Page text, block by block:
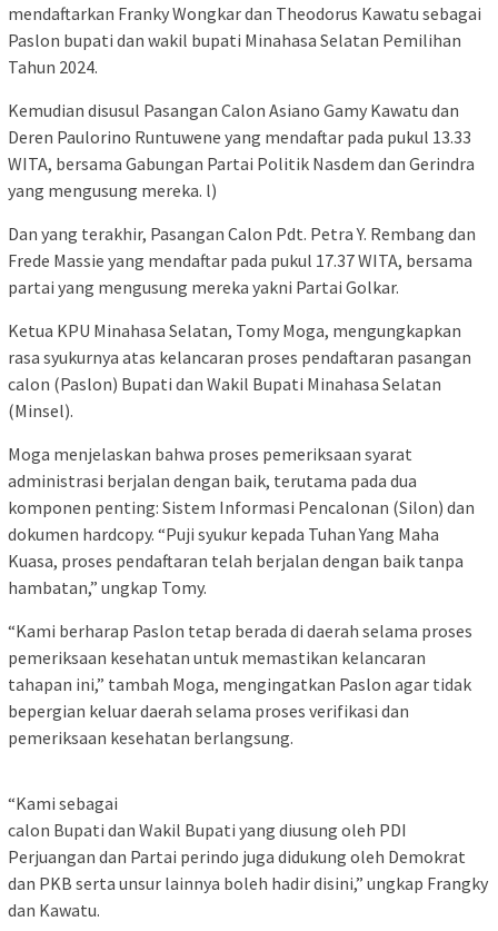
mendaftarkan Franky Wongkar dan Theodorus Kawatu sebagai
Paslon bupati dan wakil bupati Minahasa Selatan Pemilihan
Tahun 2024.
Kemudian disusul Pasangan Calon Asiano Gamy Kawatu dan
Deren Paulorino Runtuwene yang mendaftar pada pukul 13.33
WITA, bersama Gabungan Partai Politik Nasdem dan Gerindra
yang mengusung mereka. l)
Dan yang terakhir, Pasangan Calon Pdt. Petra Y. Rembang dan
Frede Massie yang mendaftar pada pukul 17.37 WITA, bersama
partai yang mengusung mereka yakni Partai Golkar.
Ketua KPU Minahasa Selatan, Tomy Moga, mengungkapkan
rasa syukurnya atas kelancaran proses pendaftaran pasangan
calon (Paslon) Bupati dan Wakil Bupati Minahasa Selatan
(Minsel).
Moga menjelaskan bahwa proses pemeriksaan syarat
administrasi berjalan dengan baik, terutama pada dua
komponen penting: Sistem Informasi Pencalonan (Silon) dan
dokumen hardcopy. “Puji syukur kepada Tuhan Yang Maha
Kuasa, proses pendaftaran telah berjalan dengan baik tanpa
hambatan,” ungkap Tomy.
“Kami berharap Paslon tetap berada di daerah selama proses
pemeriksaan kesehatan untuk memastikan kelancaran
tahapan ini,” tambah Moga, mengingatkan Paslon agar tidak
bepergian keluar daerah selama proses verifikasi dan
pemeriksaan kesehatan berlangsung.
“Kami sebagai
calon Bupati dan Wakil Bupati yang diusung oleh PDI
Perjuangan dan Partai perindo juga didukung oleh Demokrat
dan PKB serta unsur lainnya boleh hadir disini,” ungkap Frangky
dan Kawatu.